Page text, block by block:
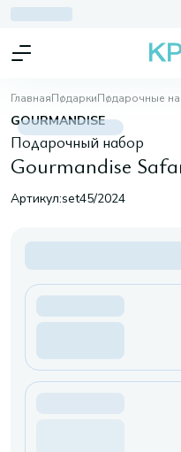
ГлавнаяПодаркиПодарочные
GOURMANDISE
Подарочный набор
Gourmandise
Артикул:set45/2024